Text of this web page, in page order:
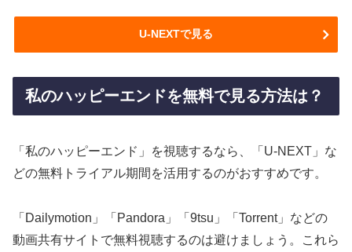
U-NEXTで見る
私のハッピーエンドを無料で見る方法は？
「私のハッピーエンド」を視聴するなら、「U-NEXT」な
どの無料トライアル期間を活用するのがおすすめです。
「Dailymotion」「Pandora」「9tsu」「Torrent」などの
動画共有サイトで無料視聴するのは避けましょう。これら